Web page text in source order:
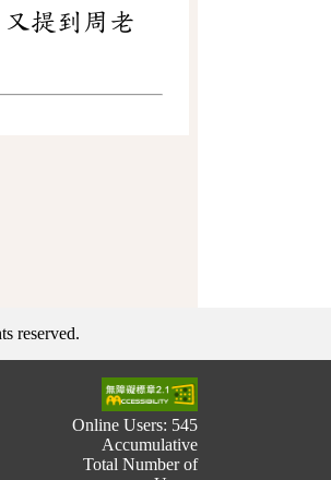
提到周老
reserved.
Online Users: 545
Accumulative
Total Number of